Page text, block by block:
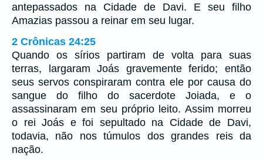
antepassados na Cidade de Davi. E seu filho
Amazias passou a reinar em seu lugar.
2 Crônicas 24:25
Quando os sírios partiram de volta para suas
terras, largaram Joás gravemente ferido; então
seus servos conspiraram contra ele por causa do
sangue do filho do sacerdote Joiada, e o
assassinaram em seu próprio leito. Assim morreu
o rei Joás e foi sepultado na Cidade de Davi,
todavia, não nos túmulos dos grandes reis da
nação.